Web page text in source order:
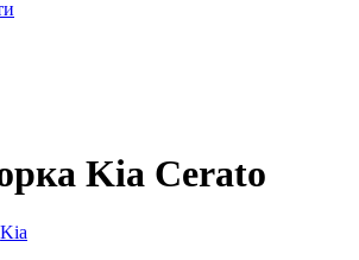
Kia Cerato
Kia